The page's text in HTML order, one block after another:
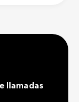
llamadas